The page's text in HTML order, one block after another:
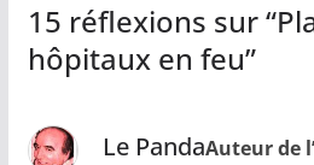
15 réflexions sur “
hôpitaux en feu”
Le PandaAuteur de